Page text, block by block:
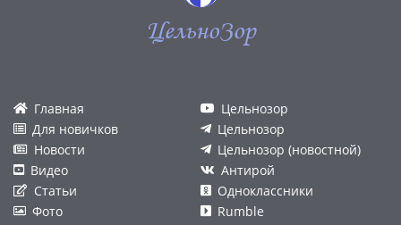
ЦельноЗор
Главная
Для новичков
Новости
Видео
Статьи
Фото
Цельнозор
Цельнозор
Цельнозор (новостной)
Антирой
Одноклассники
Rumble